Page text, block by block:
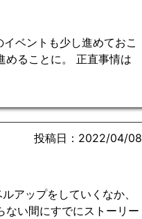
ベントも少し進めておこ
めることに。 正直事情は
投稿日：2022/04/08
アップをしていくなか、
ない間にすでにストーリー